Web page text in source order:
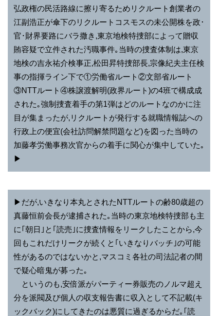
弘政権の民活路線に擦り寄るためリクルート創業者の
江副浩正が傘下のリクルートコスモスの未公開株を政･
官･財界要路にバラ撒き,東京地検特捜部によって贈収
賄容疑で立件された汚職事件｡当時の捜査体制は,東京
地検の吉永祐介検事正,松田昇特捜部長,宗像紀夫主任検
事の指揮ライン下で①労働省ルート②文部省ルート
③NTTルート④株譲渡解明(政界ルート)の4班で構成成
された｡強制捜査着手の第1弾はどのルートなのかに注
目が集まったが,リクルートが発行する就職情報誌への
行政上の便宜(会社訪問解禁問題など)を図った当時の
加藤孝労働事務次官からの着手に関心が集中していた｡
▶︎
▶︎だが,いきなり本丸とされたNTTルートの齢80歳超の
真藤恒前会長が逮捕された｡当時の東京地検特捜部も主
に｢朝日｣と｢読売｣に捜査情報をリークしたことから,今
回もこれだけリークが続くと｢いきなりバッチ｣の可能
性があるのではないかと,マスコミ各社の司法記者の間
で疑心暗鬼が募った｡
というのも,安倍派がパーティー券販売のノルマ超え
分を派閥及び個人の収支報告書に収入として不記載(キ
ックバック)にしてきたのは悪質に過ぎるからだ｡｢読